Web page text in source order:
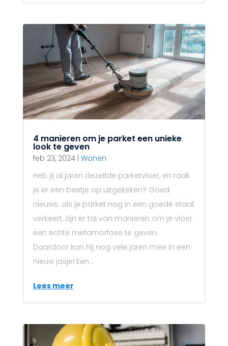
4 manieren om je parket een unieke
look te geven
feb 23, 2024| Wonen
Heb jij al jaren dezelfde parketvloer, en raak
je er een beetje op uitgekeken? Goed
nieuws: als je parket nog in een goede staat
verkeert, zijn er tal van manieren om je vloer
een echte metamorfose te geven.
Daardoor kan hij nog vele jaren mee in een
nieuw jasje! Een...
Lees meer